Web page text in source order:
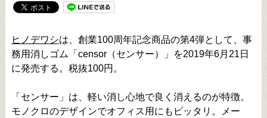
ヒノデワシは、創業100周年記念商品の第4弾として、事
務用消しゴム「censor（センサー）」を2019年6月21日
に発売する。税抜100円。
「センサー」は、軽い消し心地で良く消えるのが特徴。
モノクロのデザインでオフィス用にもピッタリ。メー